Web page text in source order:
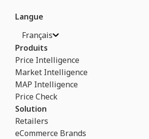
Langue
Français
Produits
Price Intelligence
Market Intelligence
MAP Intelligence
Price Check
Solution
Retailers
eCommerce Brands